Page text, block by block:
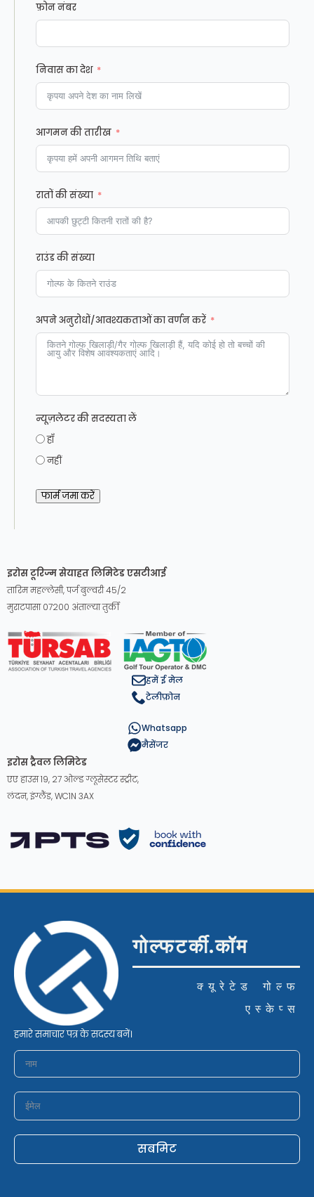
फ़ोन नंबर
निवास का देश
आगमन की तारीख
रातों की संख्या
राउंड की संख्या
अपने अनुरोधों/आवश्यकताओं का वर्णन करें
न्यूज़लेटर की सदस्यता लें
हाँ
नहीं
फार्म जमा करें
इरोस टूरिज्म सेयाहत लिमिटेड एसटीआई
तारिम महल्लेसी, पर्ज बुल्वरी 45/2
मुराटपासा 07200 अंताल्या तुर्की
हमें ई मेल
टेलीफ़ोन
Whatsapp
मैसेंजर
इरोस ट्रैवल लिमिटेड
एए हाउस 19, 27 ओल्ड ग्लूसेस्टर स्ट्रीट,
लंदन, इंग्लैंड, WC1N 3AX
गोल्फटर्की.कॉम
क्यूरेटेड गोल्फ
एस्केप्स
हमारे समाचार पत्र के सदस्य बनें।
सबमिट